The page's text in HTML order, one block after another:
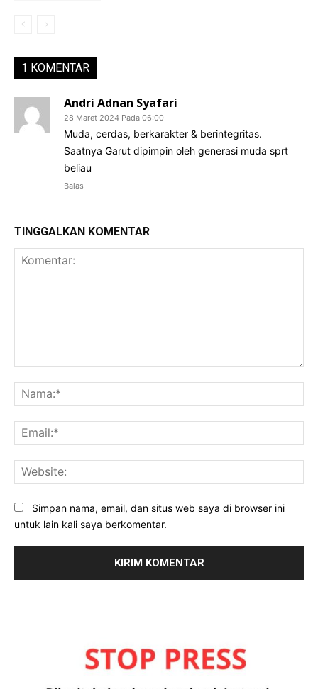
1 KOMENTAR
Andri Adnan Syafari
28 Maret 2024 Pada 06:00
Muda, cerdas, berkarakter & berintegritas.
Saatnya Garut dipimpin oleh generasi muda sprt
beliau
Balas
TINGGALKAN KOMENTAR
Simpan nama, email, dan situs web saya di browser ini
untuk lain kali saya berkomentar.